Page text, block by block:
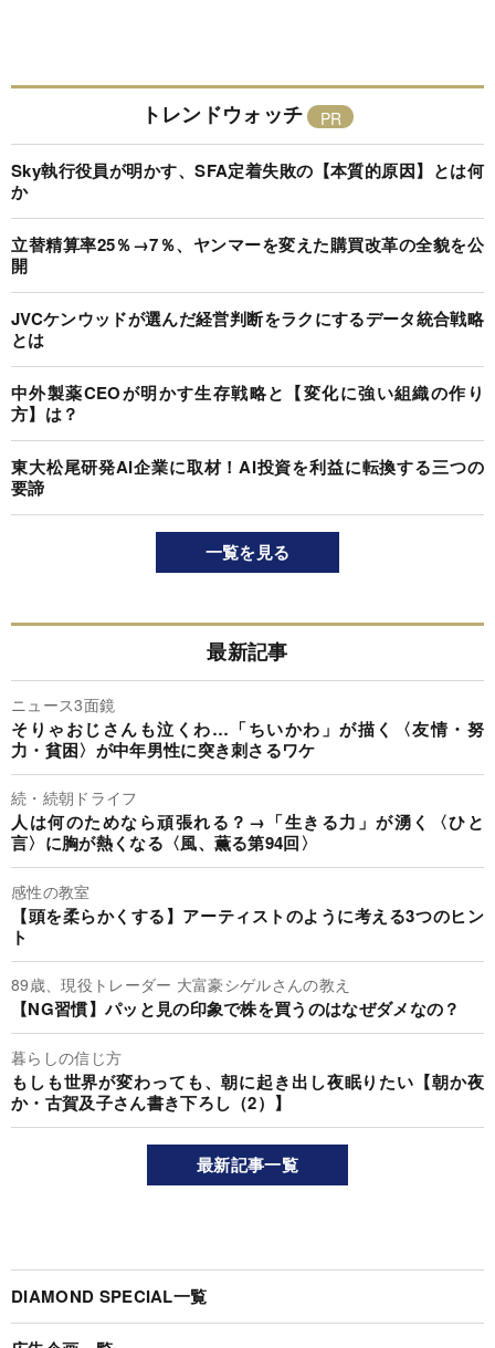
トレンドウォッチ
Sky執行役員が明かす、SFA定着失敗の【本質的原因】とは何
か
立替精算率25％→7％、ヤンマーを変えた購買改革の全貌を公
開
JVCケンウッドが選んだ経営判断をラクにするデータ統合戦略
とは
中外製薬CEOが明かす生存戦略と【変化に強い組織の作り
方】は？
東大松尾研発AI企業に取材！AI投資を利益に転換する三つの
要諦
一覧を見る
最新記事
ニュース3面鏡
そりゃおじさんも泣くわ…「ちいかわ」が描く〈友情・努
力・貧困〉が中年男性に突き刺さるワケ
続・続朝ドライフ
人は何のためなら頑張れる？→「生きる力」が湧く〈ひと
言〉に胸が熱くなる〈風、薫る第94回〉
感性の教室
【頭を柔らかくする】アーティストのように考える3つのヒン
ト
89歳、現役トレーダー 大富豪シゲルさんの教え
【NG習慣】パッと見の印象で株を買うのはなぜダメなの？
暮らしの信じ方
もしも世界が変わっても、朝に起き出し夜眠りたい【朝か夜
か・古賀及子さん書き下ろし（2）】
最新記事一覧
DIAMOND SPECIAL一覧